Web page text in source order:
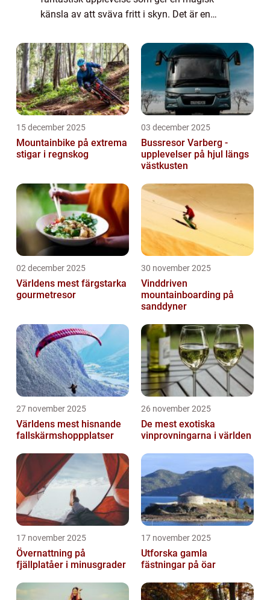
känsla av att sväva fritt i skyn. Det är en
uppleva naturen på ett unik...
15 december 2025
Mountainbike på extrema
stigar i regnskog
03 december 2025
Bussresor Varberg -
upplevelser på hjul längs
västkusten
02 december 2025
Världens mest färgstarka
gourmetresor
30 november 2025
Vinddriven
mountainboarding på
sanddyner
27 november 2025
Världens mest hisnande
fallskärmshoppplatser
26 november 2025
De mest exotiska
vinprovningarna i världen
17 november 2025
Övernattning på
fjällplatåer i minusgrader
17 november 2025
Utforska gamla
fästningar på öar